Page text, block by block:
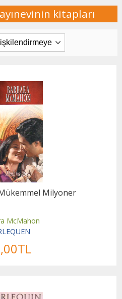
kitapları
Milyoner
McMahon
,00TL